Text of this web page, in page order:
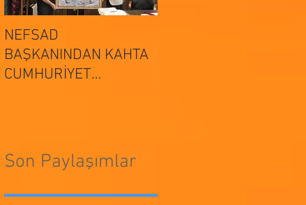
NEFSAD
BAŞKANINDAN KAHTA
CUMHURİYET
Son Paylaşımlar